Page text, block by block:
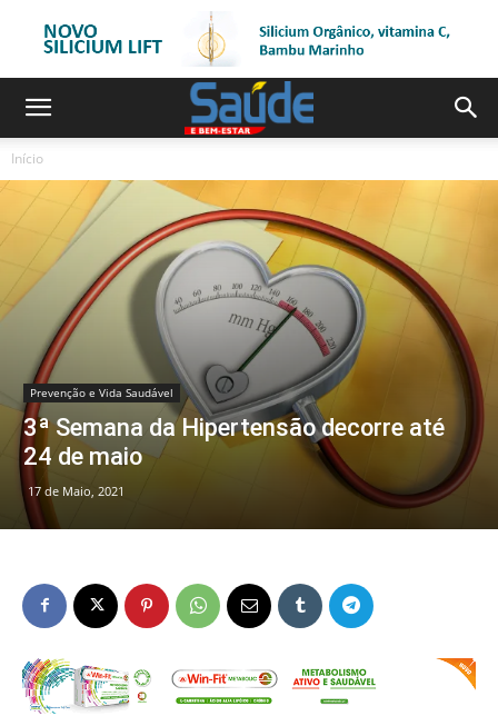
Início
Prevenção e Vida Saudável
3ª Semana da Hipertensão decorre até
24 de maio
17 de Maio, 2021